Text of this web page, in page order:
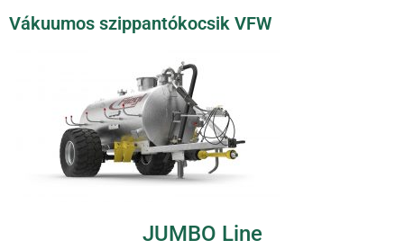
Vákuumos szippantókocsik VFW
JUMBO Line